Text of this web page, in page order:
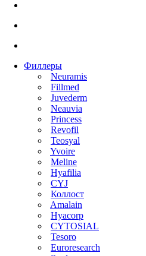
Филлеры
Neuramis
Fillmed
Juvederm
Neauvia
Princess
Revofil
Teosyal
Yvoire
Meline
Hyafilia
CYJ
Коллост
Amalain
Hyacorp
CYTOSIAL
Tesoro
Euroresearch